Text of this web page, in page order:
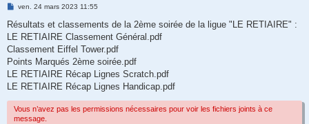
M
s
a
g
ven. 24 mars 2023 11:55
Résultats et classements de la 2ème soirée de la ligue "LE RETIAIRE" :
LE RETIAIRE Classement Général.pdf
Classement Eiffel Tower.pdf
Points Marqués 2ème soirée.pdf
LE RETIAIRE Récap Lignes Scratch.pdf
LE RETIAIRE Récap Lignes Handicap.pdf
Vous n’avez pas les permissions nécessaires pour voir les fichiers joints à ce
message.